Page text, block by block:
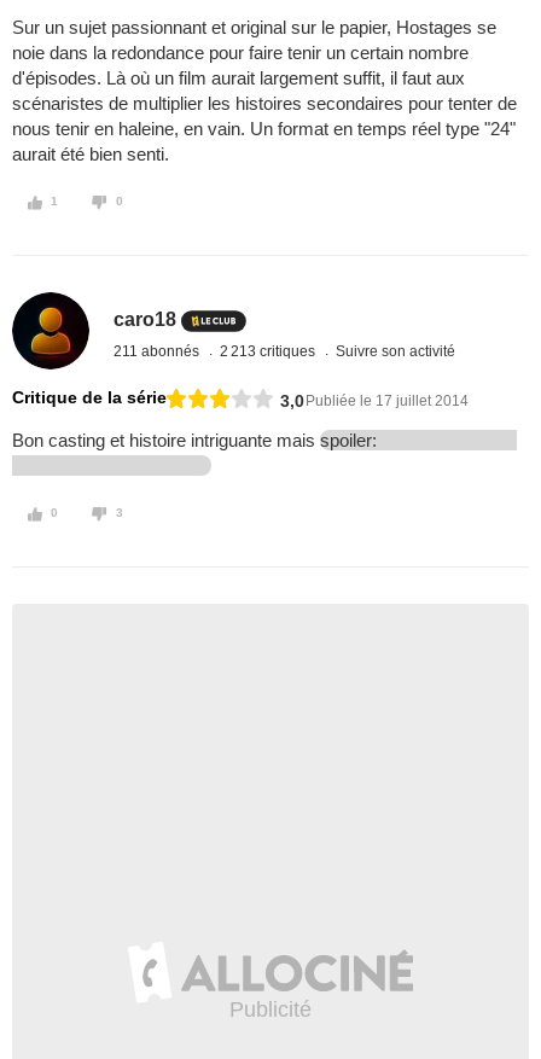
Sur un sujet passionnant et original sur le papier, Hostages se
noie dans la redondance pour faire tenir un certain nombre
d'épisodes. Là où un film aurait largement suffit, il faut aux
scénaristes de multiplier les histoires secondaires pour tenter de
nous tenir en haleine, en vain. Un format en temps réel type "24"
aurait été bien senti.
1 0
caro18
211 abonnés 2 213 critiques Suivre son activité
Critique de la série 3,0Publiée le 17 juillet 2014
Bon casting et histoire intriguante mais spoiler:
0 3